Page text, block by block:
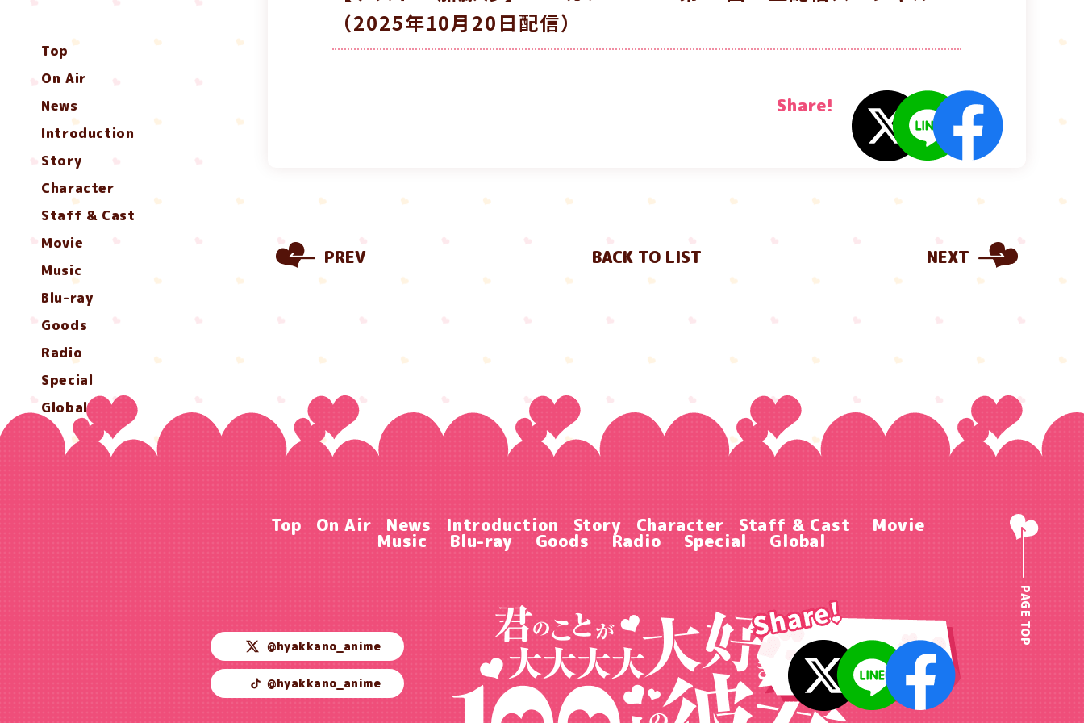
Top
On Air
News
Introduction
Story
Character
Staff & Cast
Movie
Music
Blu-ray
Goods
Radio
Special
Global
（2025年10月20日配信）
Share!
PREV BACK TO LIST NEXT
Top On Air News Introduction Story Character Staff & Cast Movie
Music Blu-ray Goods Radio Special Global
@hyakkano_anime
@hyakkano_anime
PAGE TOP